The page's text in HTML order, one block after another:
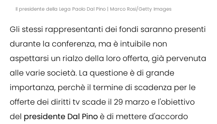
Il presidente della Lega Paolo Dal Pino | Marco Rosi/Getty Images
Gli stessi rappresentanti dei fondi saranno presenti
durante la conferenza, ma è intuibile non
aspettarsi un rialzo della loro offerta, già pervenuta
alle varie società. La questione è di grande
importanza, perchè il termine di scadenza per le
offerte dei diritti tv scade il 29 marzo e l'obiettivo
del presidente Dal Pinoè di mettere d'accordo